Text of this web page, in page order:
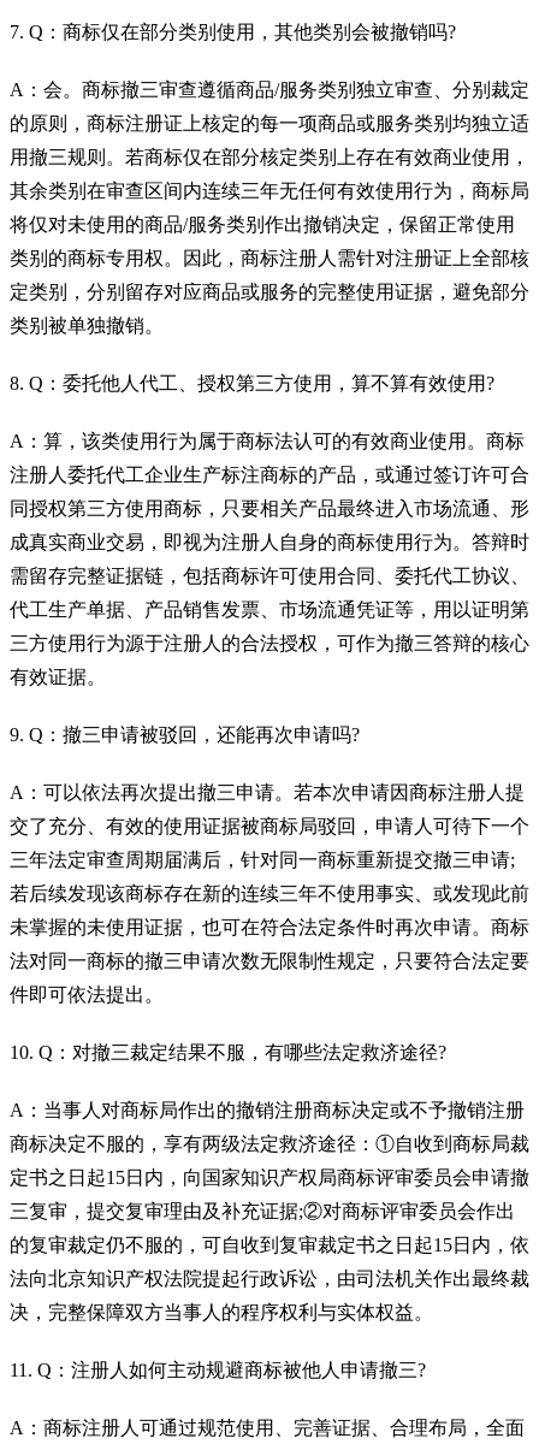
7. Q：商标仅在部分类别使用，其他类别会被撤销吗?
A：会。商标撤三审查遵循商品/服务类别独立审查、分别裁定
的原则，商标注册证上核定的每一项商品或服务类别均独立适
用撤三规则。若商标仅在部分核定类别上存在有效商业使用，
其余类别在审查区间内连续三年无任何有效使用行为，商标局
将仅对未使用的商品/服务类别作出撤销决定，保留正常使用
类别的商标专用权。因此，商标注册人需针对注册证上全部核
定类别，分别留存对应商品或服务的完整使用证据，避免部分
类别被单独撤销。
8. Q：委托他人代工、授权第三方使用，算不算有效使用?
A：算，该类使用行为属于商标法认可的有效商业使用。商标
注册人委托代工企业生产标注商标的产品，或通过签订许可合
同授权第三方使用商标，只要相关产品最终进入市场流通、形
成真实商业交易，即视为注册人自身的商标使用行为。答辩时
需留存完整证据链，包括商标许可使用合同、委托代工协议、
代工生产单据、产品销售发票、市场流通凭证等，用以证明第
三方使用行为源于注册人的合法授权，可作为撤三答辩的核心
有效证据。
9. Q：撤三申请被驳回，还能再次申请吗?
A：可以依法再次提出撤三申请。若本次申请因商标注册人提
交了充分、有效的使用证据被商标局驳回，申请人可待下一个
三年法定审查周期届满后，针对同一商标重新提交撤三申请;
若后续发现该商标存在新的连续三年不使用事实、或发现此前
未掌握的未使用证据，也可在符合法定条件时再次申请。商标
法对同一商标的撤三申请次数无限制性规定，只要符合法定要
件即可依法提出。
10. Q：对撤三裁定结果不服，有哪些法定救济途径?
A：当事人对商标局作出的撤销注册商标决定或不予撤销注册
商标决定不服的，享有两级法定救济途径：①自收到商标局裁
定书之日起15日内，向国家知识产权局商标评审委员会申请撤
三复审，提交复审理由及补充证据;②对商标评审委员会作出
的复审裁定仍不服的，可自收到复审裁定书之日起15日内，依
法向北京知识产权法院提起行政诉讼，由司法机关作出最终裁
决，完整保障双方当事人的程序权利与实体权益。
11. Q：注册人如何主动规避商标被他人申请撤三?
A：商标注册人可通过规范使用、完善证据、合理布局，全面